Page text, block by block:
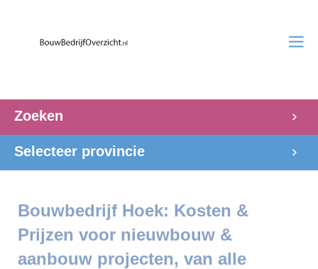
Zoeken
Selecteer provincie
Bouwbedrijf Hoek: Kosten &
Prijzen voor nieuwbouw &
aanbouw projecten, van alle